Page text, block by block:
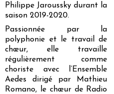
Philippe Jaroussky durant la
saison 2019-2020.
Passionnée par la
polyphonie et le travail de
chœur, elle travaille
régulièrement comme
choriste avec l’Ensemble
Aedes dirigé par Mathieu
Romano, le chœur de Radio